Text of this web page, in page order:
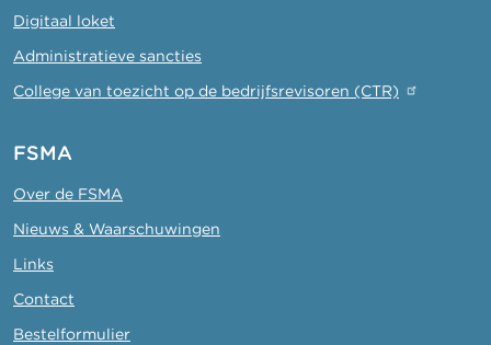
Digitaal loket
Administratieve sancties
College van toezicht op de bedrijfsrevisoren (CTR)
FSMA
Over de FSMA
Nieuws & Waarschuwingen
Links
Contact
Bestelformulier